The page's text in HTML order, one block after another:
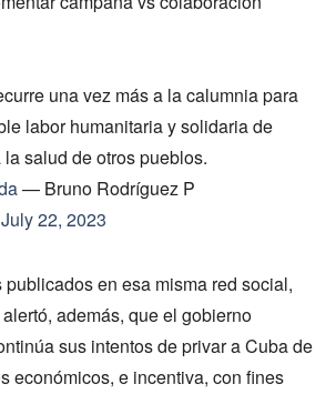
una vez más a la calumnia para
labor humanitaria y solidaria de
salud de otros pueblos.
— Bruno Rodríguez P
July 22, 2023
en esa misma red social,
además, que el gobierno
sus intentos de privar a Cuba de
económicos, e incentiva, con fines